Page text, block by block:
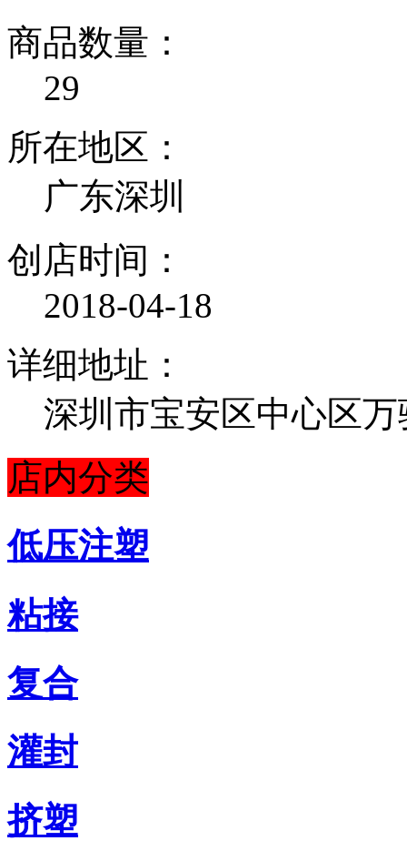
商品数量：
29
所在地区：
广东深圳
创店时间：
2018-04-18
详细地址：
深圳市宝安区中心区
店内分类
低压注塑
粘接
复合
灌封
挤塑